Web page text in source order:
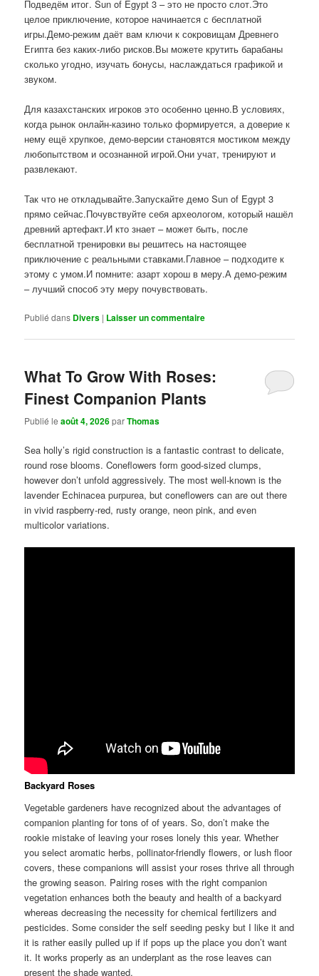
Подведём итог. Sun of Egypt 3 – это не просто слот.Это
целое приключение, которое начинается с бесплатной
игры.Демо-режим даёт вам ключи к сокровищам Древнего
Египта без каких-либо рисков.Вы можете крутить барабаны
сколько угодно, изучать бонусы, наслаждаться графикой и
звуком.
Для казахстанских игроков это особенно ценно.В условиях,
когда рынок онлайн-казино только формируется, а доверие к
нему ещё хрупкое, демо-версии становятся мостиком между
любопытством и осознанной игрой.Они учат, тренируют и
развлекают.
Так что не откладывайте.Запускайте демо Sun of Egypt 3
прямо сейчас.Почувствуйте себя археологом, который нашёл
древний артефакт.И кто знает – может быть, после
бесплатной тренировки вы решитесь на настоящее
приключение с реальными ставками.Главное – подходите к
этому с умом.И помните: азарт хорош в меру.А демо-режим
– лучший способ эту меру почувствовать.
Publié dans Divers | Laisser un commentaire
What To Grow With Roses:
Finest Companion Plants
Publié leaoût 4, 2026parThomas
Sea holly’s rigid construction is a fantastic contrast to delicate,
round rose blooms. Coneflowers form good-sized clumps,
however don’t unfold aggressively. The most well-known is the
lavender Echinacea purpurea, but coneflowers can are out there
in vivid raspberry-red, rusty orange, neon pink, and even
multicolor variations.
Backyard Roses
Vegetable gardeners have recognized about the advantages of
companion planting for tons of of years. So, don’t make the
rookie mistake of leaving your roses lonely this year. Whether
you select aromatic herbs, pollinator-friendly flowers, or lush floor
covers, these companions will assist your roses thrive all through
the growing season. Pairing roses with the right companion
vegetation enhances both the beauty and health of a backyard
whereas decreasing the necessity for chemical fertilizers and
pesticides. Some consider the self seeding pesky but I like it and
it is rather easily pulled up if if pops up the place you don’t want
it. It works properly as an underplant as the rose leaves can
present the shade wanted.